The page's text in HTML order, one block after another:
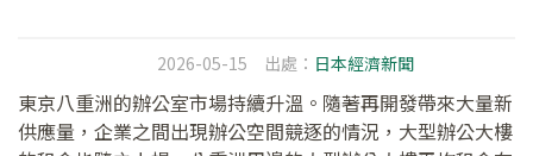
2026-05-15 出處： 日本經濟新聞
東京八重洲的辦公室市場持續升溫。隨著再開發帶來大量新
供應量，企業之間出現辦公空間競逐的情況，大型辦公大樓